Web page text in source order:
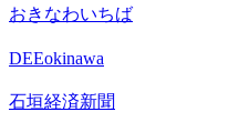
おきなわいちば
DEEokinawa
石垣経済新聞